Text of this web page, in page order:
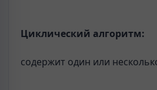
Циклический алгоритм:
содержит один или